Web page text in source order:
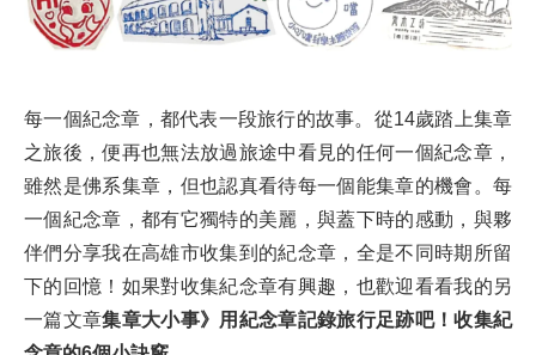
每一個紀念章，都代表一段旅行的故事。從14歲踏上集章
之旅後，便再也無法放過旅途中看見的任何一個紀念章，
雖然是佛系集章，但也認真看待每一個能集章的機會。每
一個紀念章，都有它獨特的美麗，與蓋下時的感動，與夥
伴們分享我在高雄市收集到的紀念章，全是不同時期所留
下的回憶！如果對收集紀念章有興趣，也歡迎看看我的另
一篇文章集章大小事》用紀念章記錄旅行足跡吧！收集紀